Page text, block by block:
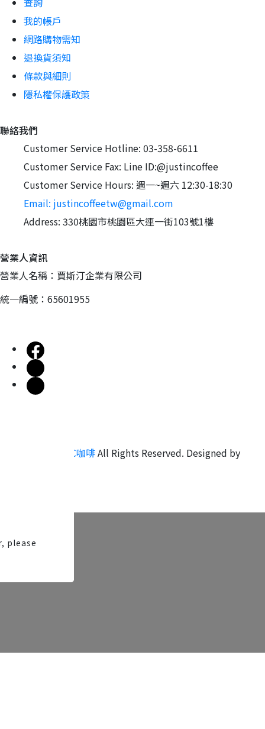
我的帳戶
網路購物需知
退換貨須知
條款與細則
隱私權保護政策
聯絡我們
Customer Service Hotline: 03-358-6611
Customer Service Fax: Line ID:@justincoffee
Customer Service Hours: 週一~週六 12:30-18:30
Email: justincoffeetw@gmail.com
Address: 330桃園市桃園區大連一街103號1樓
營業人資訊
營業人名稱：賈斯汀企業有限公司
統一編號：65601955
JC咖啡All Rights Reserved. Designed by
please